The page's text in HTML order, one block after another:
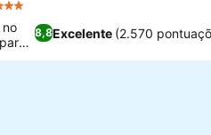
8,8Excelente (2.570